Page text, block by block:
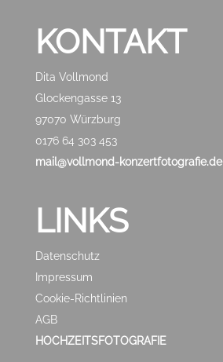
KONTAKT
Dita Vollmond
Glockengasse 13
97070 Würzburg
0176 64 303 453
mail@vollmond-konzertfotografie.de
LINKS
Datenschutz
Impressum
Cookie-Richtlinien
AGB
HOCHZEITSFOTOGRAFIE